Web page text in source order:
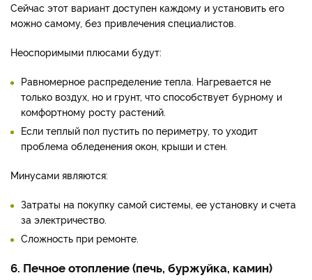
Сейчас этот вариант доступен каждому и установить его
можно самому, без привлечения специалистов.
Неоспоримыми плюсами будут:
Равномерное распределение тепла. Нагревается не
только воздух, но и грунт, что способствует бурному и
комфортному росту растений.
Если теплый пол пустить по периметру, то уходит
проблема обледенения окон, крыши и стен.
Минусами являются:
Затраты на покупку самой системы, ее установку и счета
за электричество.
Сложность при ремонте.
6. Печное отопление (печь, буржуйка, камин)